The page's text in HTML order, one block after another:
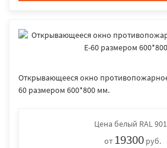
Открывающееся окно
60 размером 600*800 мм.
Цена белый RAL
от 19300 руб.